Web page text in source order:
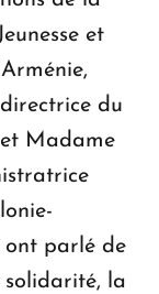
et
du
et Madame
ont parlé de
solidarité, la